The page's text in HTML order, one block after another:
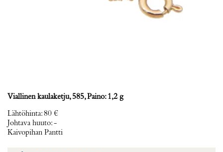
Viallinen kaulaketju, 585, Paino: 1,2 g
Lähtöhinta:80 €
Johtava huuto:-
Kaivopihan Pantti